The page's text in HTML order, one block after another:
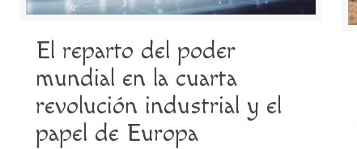
El reparto del poder
mundial en la cuarta
revolución industrial y el
papel de Europa